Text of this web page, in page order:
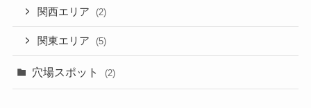
関西エリア (2)
関東エリア (5)
穴場スポット (2)